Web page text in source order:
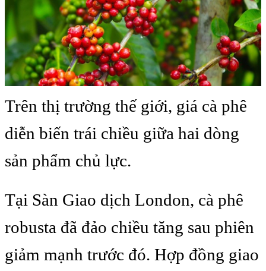
Trên thị trường thế giới, giá cà phê
diễn biến trái chiều giữa hai dòng
sản phẩm chủ lực.
Tại Sàn Giao dịch London, cà phê
robusta đã đảo chiều tăng sau phiên
giảm mạnh trước đó. Hợp đồng giao